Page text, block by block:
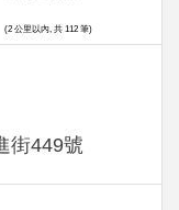
街449號
(2 公里以內, 共 112 筆)